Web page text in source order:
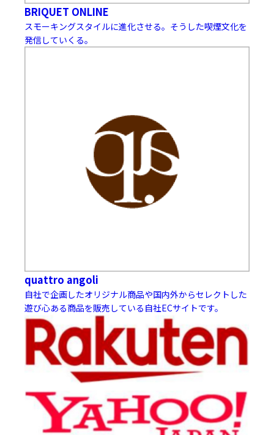
BRIQUET ONLINE
スモーキングスタイルに進化させる。そうした喫煙文化を
発信していくる。
quattro angoli
自社で企画したオリジナル商品や国内外からセレクトした
遊び心ある商品を販売している自社ECサイトです。